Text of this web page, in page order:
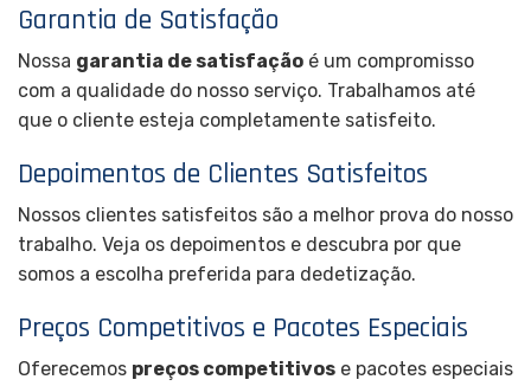
Garantia de Satisfação
Nossa garantia de satisfação é um compromisso
com a qualidade do nosso serviço. Trabalhamos até
que o cliente esteja completamente satisfeito.
Depoimentos de Clientes Satisfeitos
Nossos clientes satisfeitos são a melhor prova do nosso
trabalho. Veja os depoimentos e descubra por que
somos a escolha preferida para dedetização.
Preços Competitivos e Pacotes Especiais
Oferecemos preços competitivos e pacotes especiais